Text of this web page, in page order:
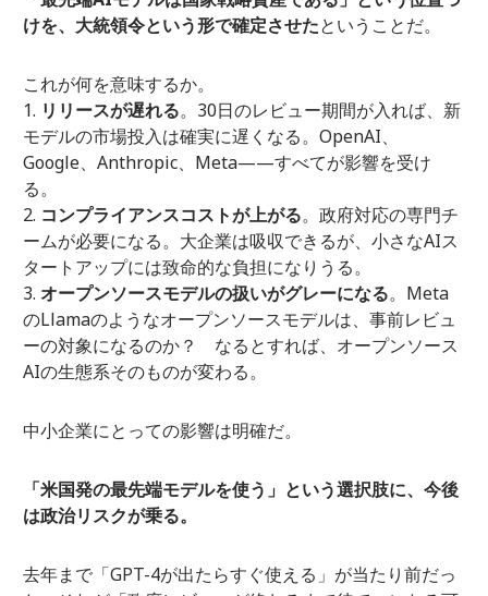
けを、大統領令という形で確定させたということだ。
これが何を意味するか。
リリースが遅れる。30日のレビュー期間が入れば、新
モデルの市場投入は確実に遅くなる。OpenAI、
Google、Anthropic、Meta——すべてが影響を受け
る。
コンプライアンスコストが上がる。政府対応の専門チ
ームが必要になる。大企業は吸収できるが、小さなAIス
タートアップには致命的な負担になりうる。
オープンソースモデルの扱いがグレーになる。Meta
のLlamaのようなオープンソースモデルは、事前レビュ
ーの対象になるのか？ なるとすれば、オープンソース
AIの生態系そのものが変わる。
中小企業にとっての影響は明確だ。
「米国発の最先端モデルを使う」という選択肢に、今後
は政治リスクが乗る。
去年まで「GPT-4が出たらすぐ使える」が当たり前だっ